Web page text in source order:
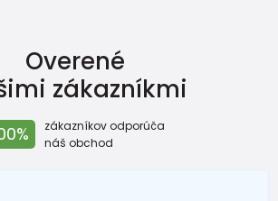
Overené
zákazníkmi
zákazníkov odporúča
náš obchod